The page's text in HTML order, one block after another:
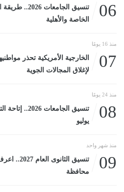
06
تنسيق
الخاصة والأهلية
منذ 16 يومًا
07
الخارجية الأمريكية تحذر
لإغلاق المجالات الجوية
منذ 24 يومًا
08
يوليو
منذ شهر واحد
09
محافظة